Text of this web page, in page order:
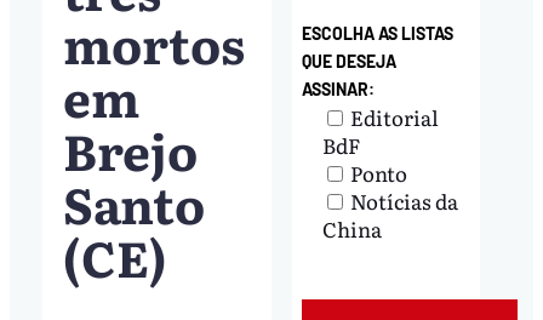
mortos
em
Brejo
Santo
(CE)
ESCOLHA AS LISTAS
QUE DESEJA
ASSINAR:
Editorial
BdF
Ponto
Notícias da
China